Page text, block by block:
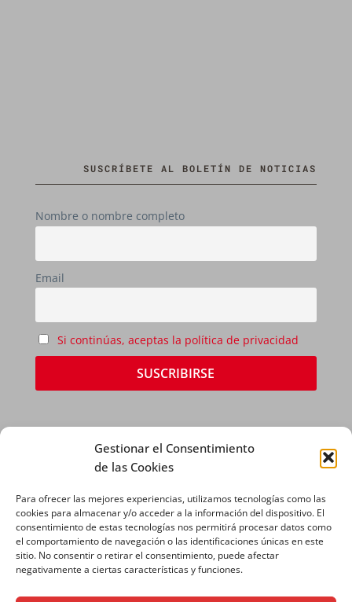
Gestionar el Consentimiento
de las Cookies
Para ofrecer las mejores experiencias, utilizamos tecnologías como las
cookies para almacenar y/o acceder a la información del dispositivo. El
consentimiento de estas tecnologías nos permitirá procesar datos como
el comportamiento de navegación o las identificaciones únicas en este
sitio. No consentir o retirar el consentimiento, puede afectar
negativamente a ciertas características y funciones.
SUSCRÍBETE AL BOLETÍN DE NOTICIAS
Nombre o nombre completo
Email
Si continúas, aceptas la política de privacidad
AVISO LEGAL|POLÍTICA DE PRIVACIDAD|
POLÍTICA DE COOKIES